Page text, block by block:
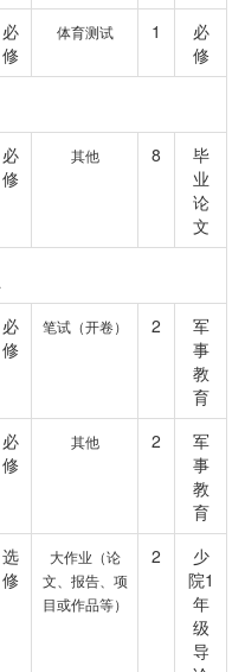
必
修
体育测试 1
必
修
必
修
其他 8
毕
业
论
文
必
修
笔试（开卷） 2
军
事
教
育
必
修
其他 2
军
事
教
育
选
修
大作业（论
文、报告、项
目或作品等）
2
少
院1
年
级
导